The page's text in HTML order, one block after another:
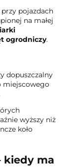
pojazdach
na małej
ogrodniczy.
dopuszczalny
miejscowego
wyższy niż
koło
kiedy ma